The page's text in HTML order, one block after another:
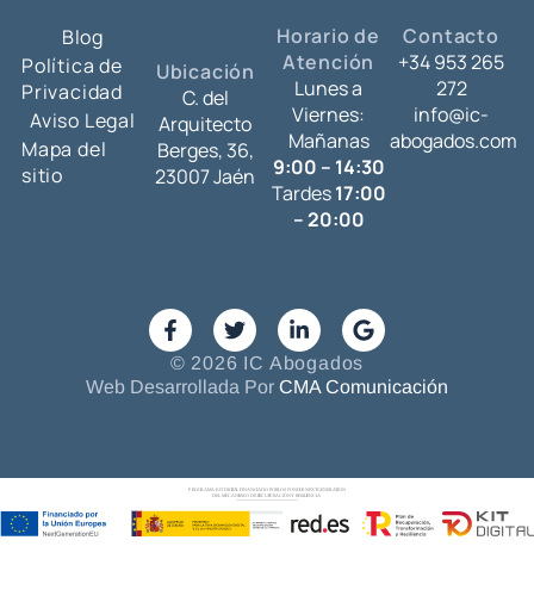
Blog
Política de
Privacidad
Aviso Legal
Mapa del
sitio
Ubicación
C. del
Arquitecto
Berges, 36,
23007 Jaén
Horario de
Atención
Lunes a
Viernes:
Mañanas
9:00 – 14:30
Tardes17:00
– 20:00
Contacto
+34 953 265
272
info@ic-
abogados.com
© 2026 IC Abogados
Web Desarrollada Por CMA Comunicación